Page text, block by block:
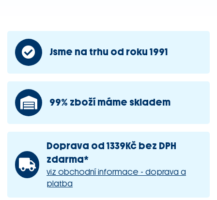
Jsme na trhu od roku 1991
99% zboží máme skladem
Doprava od 1339Kč bez DPH
zdarma*
viz obchodní informace - doprava a
platba